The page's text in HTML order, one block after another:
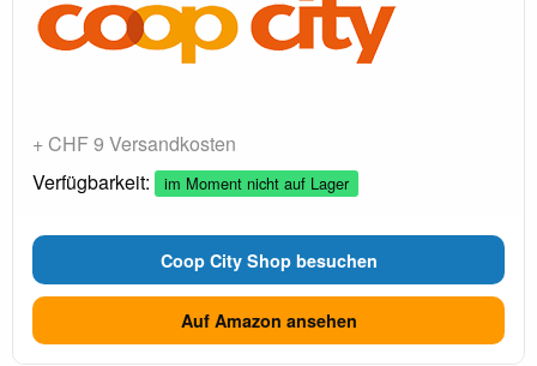
+ CHF 9 Versandkosten
Verfügbarkeit:
im Moment nicht auf Lager
Coop City Shop besuchen
Auf Amazon ansehen